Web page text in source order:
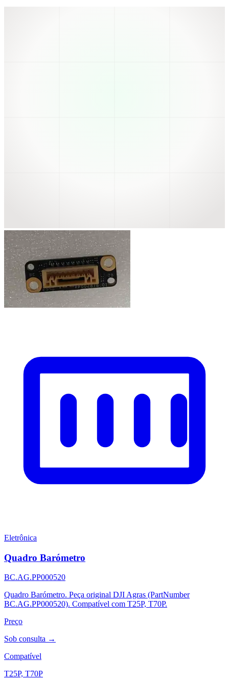
Eletrônica
Quadro Barómetro
BC.AG.PP000520
Quadro Barómetro. Peça original DJI Agras (PartNumber
BC.AG.PP000520). Compatível com T25P, T70P.
Preço
Sob consulta →
Compatível
T25P, T70P